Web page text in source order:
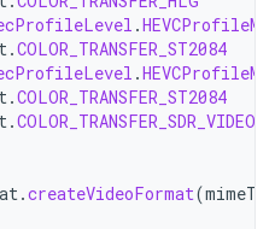
.
.COLOR_TRANSFER_ST2084
.
.COLOR_TRANSFER_ST2084
.COLOR_TRANSFER_SDR_VIDEO
.createVideoFormat(